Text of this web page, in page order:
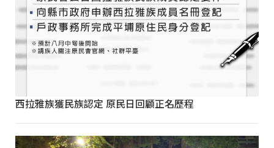
西拉雅族獲民族認定 原民日回顧正名歷程